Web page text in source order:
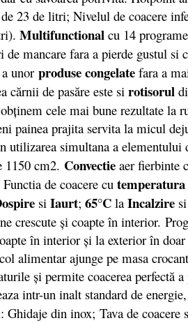
de 23 de litri; Nivelul de coacere
Multifunctional cu 14
mancare fara a pierde gustul si
unor produse congelate fara a
cărnii de pasăre este si rotisorul
cele mai bune rezultate la
painea prajita servita la micul
utilizarea simultana a
1150 cm2. Convectie aer fierbinte
Functia de coacere cu temperatura
si Iaurt; 65°C la Incalzire si
crescute şi coapte în interior.
în interior şi la exterior în
alimentar ajunge pe masa
şi permite coacerea
intr-un inalt standard de
din inox; Tava de coacere